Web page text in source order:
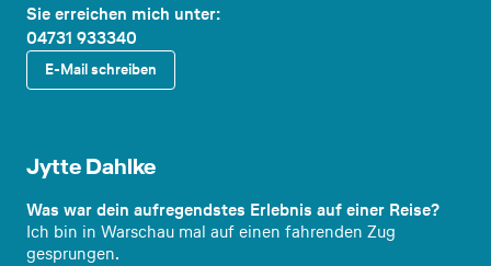
Sie erreichen mich unter:
04731 933340
E-Mail schreiben
Jytte Dahlke
Was war dein aufregendstes Erlebnis auf einer Reise?
Ich bin in Warschau mal auf einen fahrenden Zug
gesprungen.